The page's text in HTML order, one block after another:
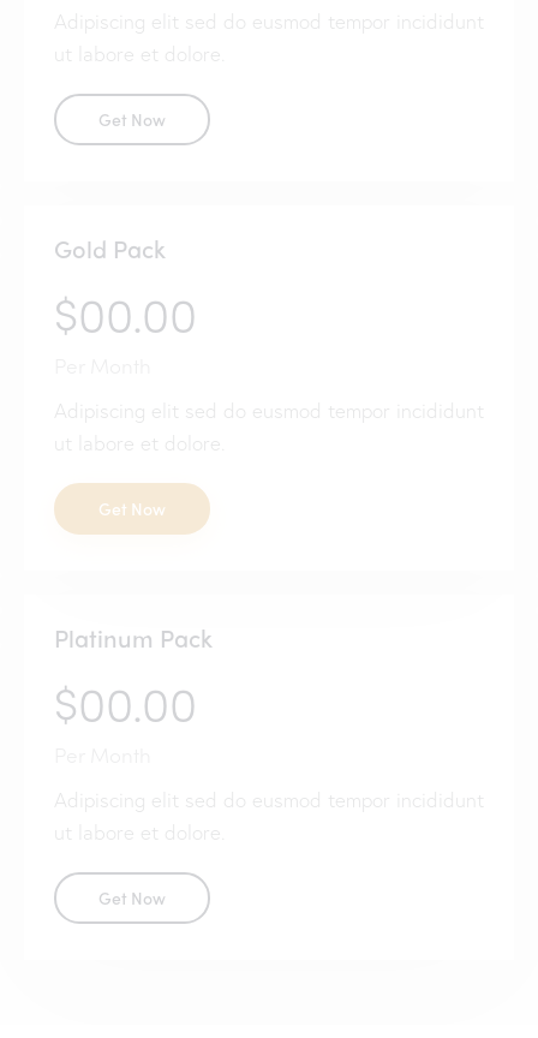
Adipiscing elit sed do eusmod tempor incididunt
ut labore et dolore.
Get Now
Gold Pack
$00.00
Adipiscing elit sed do eusmod tempor incididunt
ut labore et dolore.
Get Now
Platinum Pack
$00.00
Adipiscing elit sed do eusmod tempor incididunt
ut labore et dolore.
Get Now